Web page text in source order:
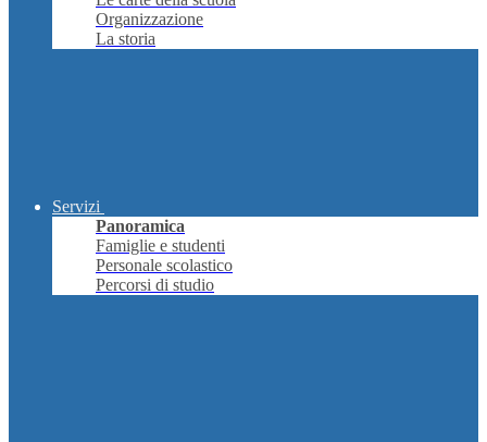
Organizzazione
La storia
Servizi
Panoramica
Famiglie e studenti
Personale scolastico
Percorsi di studio